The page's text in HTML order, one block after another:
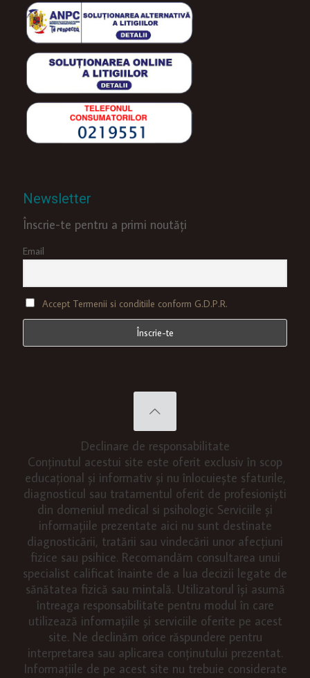
Newsletter
Înscrie-te pentru a primi noutăți
Email
Accept Termenii si conditiile conform G.D.P.R.
Declinare de responsabilitate
Conținutul acestui site este oferit exclusiv în scop
educațional și informativ și nu înlocuiește sfaturile,
diagnosticul sau tratamentul oferit de profesioniști
din domeniul medical si psihologic Serviciile și
informațiile prezentate aici nu sunt destinate
diagnosticării, tratării sau vindecării unor afecțiuni
fizice sau psihice. Recomandăm consultarea unui
specialist calificat înainte de a lua decizii legate de
sănătatea fizică sau mintală. Utilizatorul își asumă
întreaga responsabilitate pentru modul în care
utilizează informațiile și serviciile oferite pe acest
site. Ne declinăm orice răspundere pentru
interpretarea sau aplicarea conținutului prezentat.
Informațiile de pe acest site nu trebuie considerate